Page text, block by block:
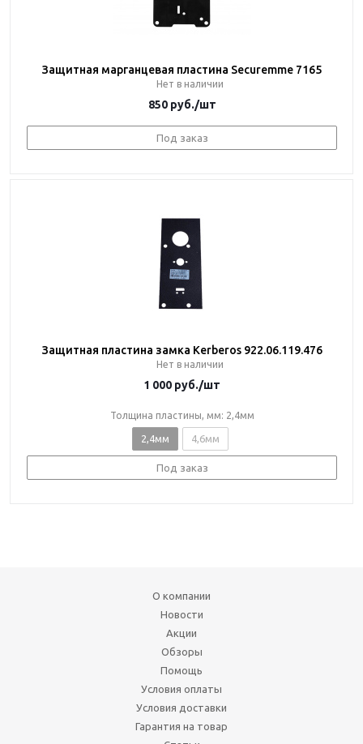
Защитная марганцевая пластина Securemme 7165
Нет в наличии
850руб./шт
Под заказ
Защитная пластина замка Kerberos 922.06.119.476
Нет в наличии
1 000 руб./шт
Толщина пластины, мм: 2,4мм
2,4мм 4,6мм
Под заказ
О компании
Новости
Акции
Обзоры
Помощь
Условия оплаты
Условия доставки
Гарантия на товар